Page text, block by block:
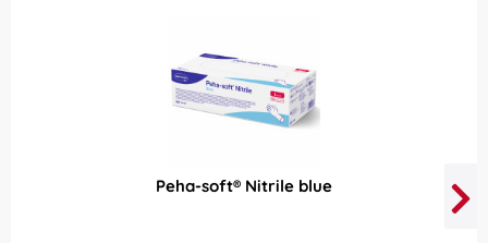
Peha-soft® Nitrile blue